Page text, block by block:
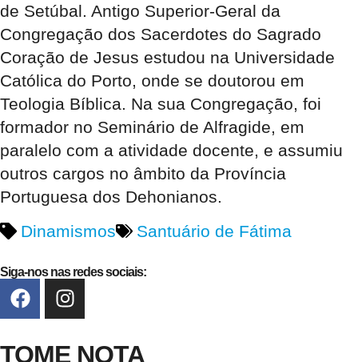
de Setúbal. Antigo Superior-Geral da
Congregação dos Sacerdotes do Sagrado
Coração de Jesus estudou na Universidade
Católica do Porto, onde se doutorou em
Teologia Bíblica. Na sua Congregação, foi
formador no Seminário de Alfragide, em
paralelo com a atividade docente, e assumiu
outros cargos no âmbito da Província
Portuguesa dos Dehonianos.
Dinamismos
Santuário de Fátima
Siga-nos nas redes sociais:
TOME NOTA